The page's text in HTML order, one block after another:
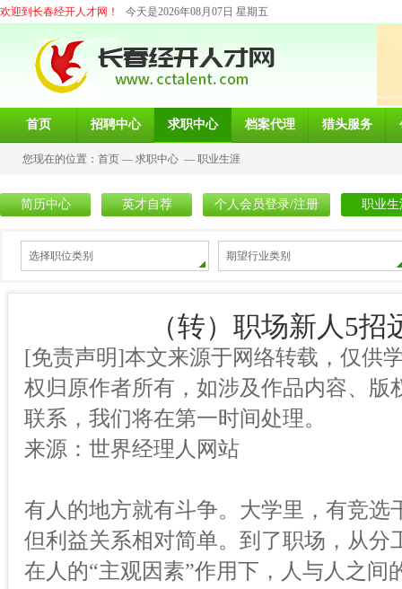
欢迎到长春经开人才网！ 今天是2026年08月07日 星期五
首页 招聘中心 求职中心 档案代理 猎头服务
您现在的位置： 首页 — 求职中心 — 职业生涯
简历中心 英才自荐 个人会员登录/注册 职业生
选择职位类别 期望行业类别
（转）职场新人5
[免责声明]本文来源于网络转载，仅供
权归原作者所有，如涉及作品内容、版
联系，我们将在第一时间处理。
来源：世界经理人网站
有人的地方就有斗争。大学里，有竞
但利益关系相对简单。到了职场，从
在人的“主观因素”作用下，人与人之